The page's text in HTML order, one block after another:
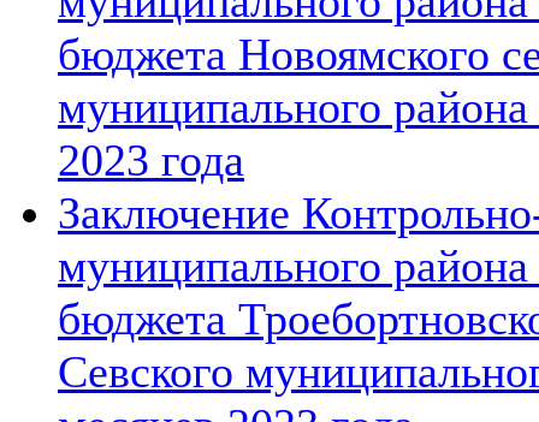
бюджета Новоямского
муниципального
2023 года
Заключение
муниципального
бюджета
Севского